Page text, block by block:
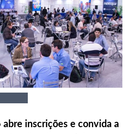
inscrições e convida a